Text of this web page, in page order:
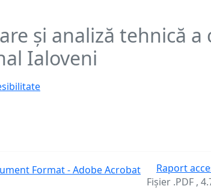
și analiză tehnică
Ialoveni
Raport
Fișier .PDF ,